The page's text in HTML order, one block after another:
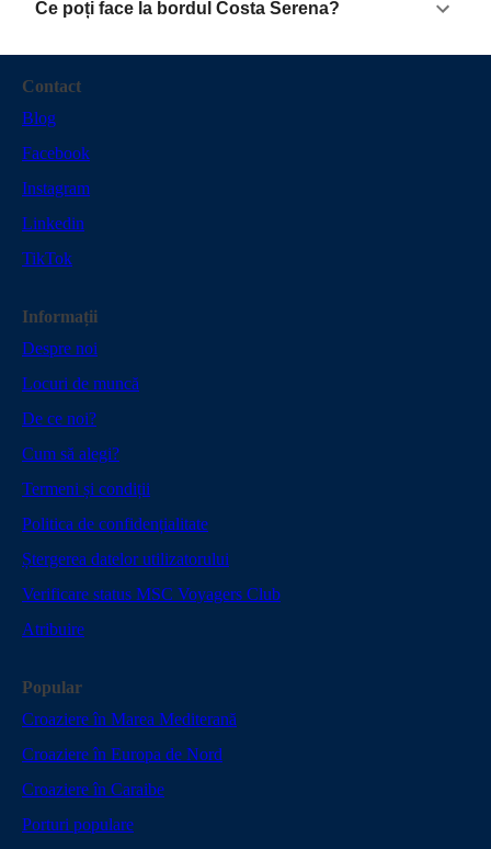
Ce poți face la bordul Costa Serena?
Contact
Blog
Facebook
Instagram
Linkedin
TikTok
Informații
Despre noi
Locuri de muncă
De ce noi?
Cum să alegi?
Termeni și condiții
Politica de confidențialitate
Ștergerea datelor utilizatorului
Verificare status MSC Voyagers Club
Atribuire
Popular
Croaziere în Marea Mediterană
Croaziere în Europa de Nord
Croaziere în Caraibe
Porturi populare